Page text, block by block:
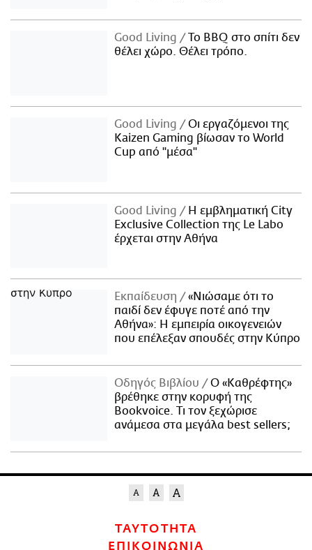
Good Living
Το BBQ στο σπίτι δεν
θέλει χώρο. Θέλει τρόπο.
Good Living
Οι εργαζόμενοι της
Kaizen Gaming βίωσαν το World
Cup από "μέσα"
Good Living
Η εμβληματική City
Exclusive Collection της Le Labo
έρχεται στην Αθήνα
Εκπαίδευση
«Νιώσαμε ότι το
παιδί δεν έφυγε ποτέ από την
Αθήνα»: Η εμπειρία οικογενειών
που επέλεξαν σπουδές στην Κύπρο
Οδηγός Βιβλίου
Ο «Καθρέφτης»
βρέθηκε στην κορυφή της
Bookvoice. Τι τον ξεχώρισε
ανάμεσα στα μεγάλα best sellers;
ΤΑΥΤΟΤΗΤΑ
ΕΠΙΚΟΙΝΩΝΙΑ